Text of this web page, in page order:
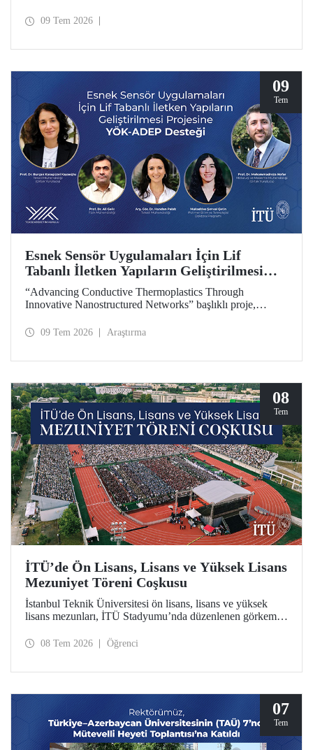
yatırım turunda dünyanın önde gelen firmaların
09 Tem 2026
09
Tem
Esnek Sensör Uygulamaları İçin Lif
Tabanlı İletken Yapıların Geliştirilmesi
Projesine YÖK-ADEP Desteği
“Advancing Conductive Thermoplastics Through
Innovative Nanostructured Networks” başlıklı proje,
Araştırma Üniversiteleri Destek Programı (ADEP)
Malzeme Mühendisliği Bölümü öğretim üyesi Prof. Dr.
Mohammadreza Nofar yapıyor.
09 Tem 2026 Araştırma
08
Tem
İTÜ’de Ön Lisans, Lisans ve Yüksek Lisans
Mezuniyet Töreni Coşkusu
İstanbul Teknik Üniversitesi ön lisans, lisans ve yüksek
lisans mezunları, İTÜ Stadyumu’nda düzenlenen görkemli
08 Tem 2026 Öğrenci
07
Tem